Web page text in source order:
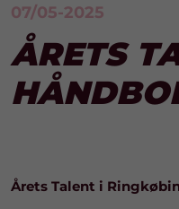
07/05-2025
ÅRETS
Årets Talent i